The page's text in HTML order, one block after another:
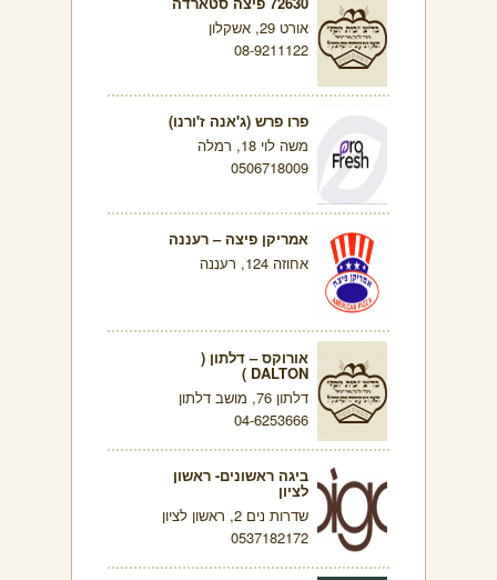
אורט 29, אשקלון
08-9211122
פרו פרש (ג'אנה ז'ורנו)
משה לוי 18, רמלה
0506718009
אמריקן פיצה – רעננה
אחוזה 124, רעננה
אורוקס – דלתון (
DALTON )
דלתון 76, מושב דלתון
04-6253666
ביגה ראשונים- ראשון
לציון
שדרות נים 2, ראשון לציון
0537182172